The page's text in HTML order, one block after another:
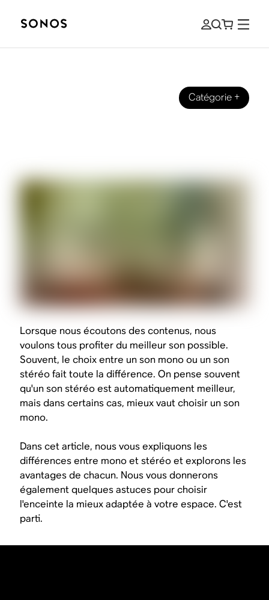
Catégorie+
Lorsque nous écoutons des contenus, nous
voulons tous profiter du meilleur son possible.
Souvent, le choix entre un son mono ou un son
stéréo fait toute la différence. On pense souvent
qu'un son stéréo est automatiquement meilleur,
mais dans certains cas, mieux vaut choisir un son
mono.
Dans cet article, nous vous expliquons les
différences entre mono et stéréo et explorons les
avantages de chacun. Nous vous donnerons
également quelques astuces pour choisir
l'enceinte la mieux adaptée à votre espace. C'est
parti.